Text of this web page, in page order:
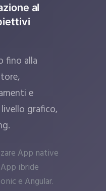
al
fino alla
e
grafico,
App native
ibride
e Angular.